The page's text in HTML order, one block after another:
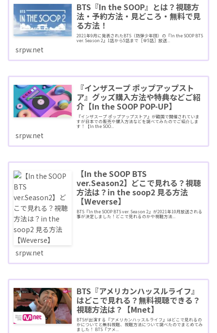
BTS『In the SOOP』とは？視聴方
法・予約方法・見どころ・無料で見
る方法！
2021年9月に発表されたBTS（防弾少年団）の『In the SOOP BTS
ver. Season 2』1話から5話まで［全5話］放送...
srpw.net
『インザスープ ポップアップスト
ア』グッズ購入方法や特典などご紹
介【In the SOOP POP-UP】
『インザスープ ポップアップストア』が韓国で開催されていま
すが日本での販売や購入方法などを調べてみたのでご紹介しま
す！【In the SOO...
srpw.net
【In the SOOP BTS
ver.Season2】どこで見れる？視聴
方法は？in the soop2 見る方法
【Weverse】
BTS『In the SOOP BTS ver. Season 2』が2021年10月放送される
事が決定しました！どこで見れるのかや視聴方法...
srpw.net
BTS『アメリカンハッスルライフ』
はどこで見れる？無料視聴できる？
視聴方法は？【Mnet】
BTSが出演する『アメリカンハッスルライフ』はどこで見れるの
かについてと無料視聴、視聴方法について調べたのでまとめてみ
ました！ BTS『アメ...